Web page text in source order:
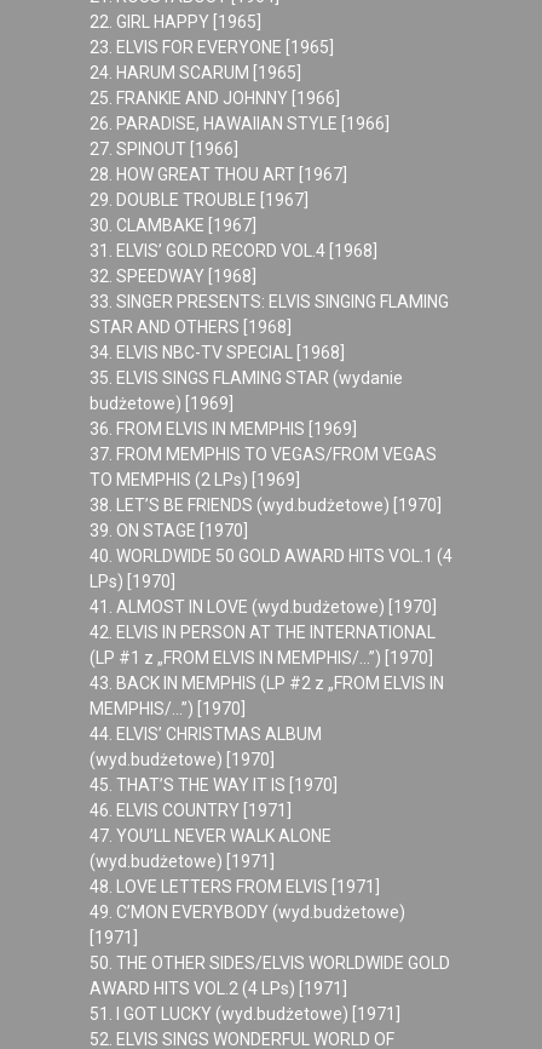
22. GIRL HAPPY [1965]
23. ELVIS FOR EVERYONE [1965]
24. HARUM SCARUM [1965]
25. FRANKIE AND JOHNNY [1966]
26. PARADISE, HAWAIIAN STYLE [1966]
27. SPINOUT [1966]
28. HOW GREAT THOU ART [1967]
29. DOUBLE TROUBLE [1967]
30. CLAMBAKE [1967]
31. ELVIS’ GOLD RECORD VOL.4 [1968]
32. SPEEDWAY [1968]
33. SINGER PRESENTS: ELVIS SINGING FLAMING
STAR AND OTHERS [1968]
34. ELVIS NBC-TV SPECIAL [1968]
35. ELVIS SINGS FLAMING STAR (wydanie
budżetowe) [1969]
36. FROM ELVIS IN MEMPHIS [1969]
37. FROM MEMPHIS TO VEGAS/FROM VEGAS
TO MEMPHIS (2 LPs) [1969]
38. LET’S BE FRIENDS (wyd.budżetowe) [1970]
39. ON STAGE [1970]
40. WORLDWIDE 50 GOLD AWARD HITS VOL.1 (4
LPs) [1970]
41. ALMOST IN LOVE (wyd.budżetowe) [1970]
42. ELVIS IN PERSON AT THE INTERNATIONAL
(LP #1 z „FROM ELVIS IN MEMPHIS/…”) [1970]
43. BACK IN MEMPHIS (LP #2 z „FROM ELVIS IN
MEMPHIS/…”) [1970]
44. ELVIS’ CHRISTMAS ALBUM
(wyd.budżetowe) [1970]
45. THAT’S THE WAY IT IS [1970]
46. ELVIS COUNTRY [1971]
47. YOU’LL NEVER WALK ALONE
(wyd.budżetowe) [1971]
48. LOVE LETTERS FROM ELVIS [1971]
49. C’MON EVERYBODY (wyd.budżetowe)
[1971]
50. THE OTHER SIDES/ELVIS WORLDWIDE GOLD
AWARD HITS VOL.2 (4 LPs) [1971]
51. I GOT LUCKY (wyd.budżetowe) [1971]
52. ELVIS SINGS WONDERFUL WORLD OF